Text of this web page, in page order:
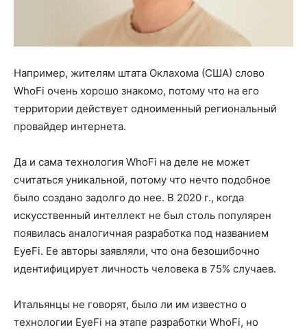
Например, жителям штата Оклахома (США) слово
WhoFi очень хорошо знакомо, потому что на его
территории действует одноименный региональный
провайдер интернета.
Да и сама технология WhoFi на деле не может
считаться уникальной, потому что нечто подобное
было создано задолго до нее. В 2020 г., когда
искусственный интеллект не был столь популярен
появилась аналогичная разработка под названием
EyeFi. Ее авторы заявляли, что она безошибочно
идентифицирует личность человека в 75% случаев.
Итальянцы не говорят, было ли им известно о
технологии EyeFi на этапе разработки WhoFi, но